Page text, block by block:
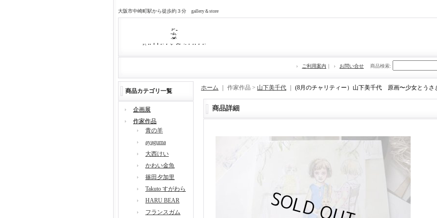
大阪市中崎町駅から徒歩約３分 gallery＆store
ご利用案内 ｜ お問い合せ 商品検索:
商品カテゴリ一覧
企画展
作家作品
青の羊
ayaguma
大西けい
かわい金魚
篠田夕加里
Takuto すがわら
HARU BEAR
フランスガム
ホーム ｜ 作家作品 > 山下美千代 (8月のチャリティー）山下美千代 原画〜少女とうさ
商品詳細